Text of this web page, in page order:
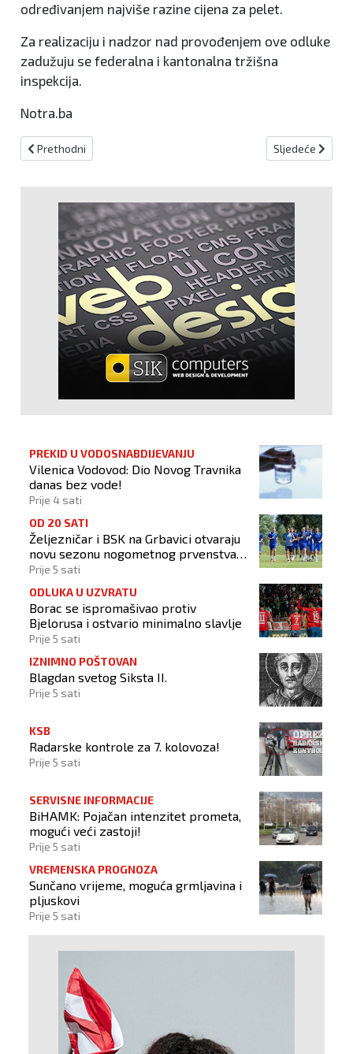
određivanjem najviše razine cijena za pelet.
Za realizaciju i nadzor nad provođenjem ove odluke
zadužuju se federalna i kantonalna tržišna
inspekcija.
Notra.ba
Prethodni članak: Veleposlanstvo SAD-a organiziralo sastanak o
Prethodni Sljedeći
Sljedeće
PREKID U VODOSNABDIJEVANJU
Vilenica Vodovod: Dio Novog Travnika
danas bez vode!
Prije 4 sati
OD 20 SATI
Željezničar i BSK na Grbavici otvaraju
novu sezonu nogometnog prvenstva
BiH
Prije 5 sati
ODLUKA U UZVRATU
Borac se ispromašivao protiv
Bjelorusa i ostvario minimalno slavlje
Prije 5 sati
IZNIMNO POŠTOVAN
Blagdan svetog Siksta II.
Prije 5 sati
KSB
Radarske kontrole za 7. kolovoza!
Prije 5 sati
SERVISNE INFORMACIJE
BiHAMK: Pojačan intenzitet prometa,
mogući veći zastoji!
Prije 5 sati
VREMENSKA PROGNOZA
Sunčano vrijeme, moguća grmljavina i
pljuskovi
Prije 5 sati